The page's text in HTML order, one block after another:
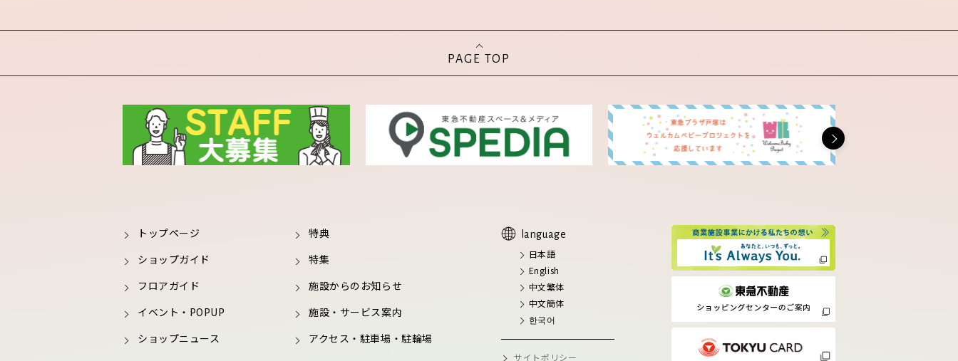
PAGE TOP
トップページ
ショップガイド
フロアガイド
イベント・POPUP
ショップニュース
特典
特集
施設からのお知らせ
施設・サービス案内
アクセス・駐車場・駐輪場
language
日本語
English
中文繁体
中文簡体
한국어
サイトポリシー